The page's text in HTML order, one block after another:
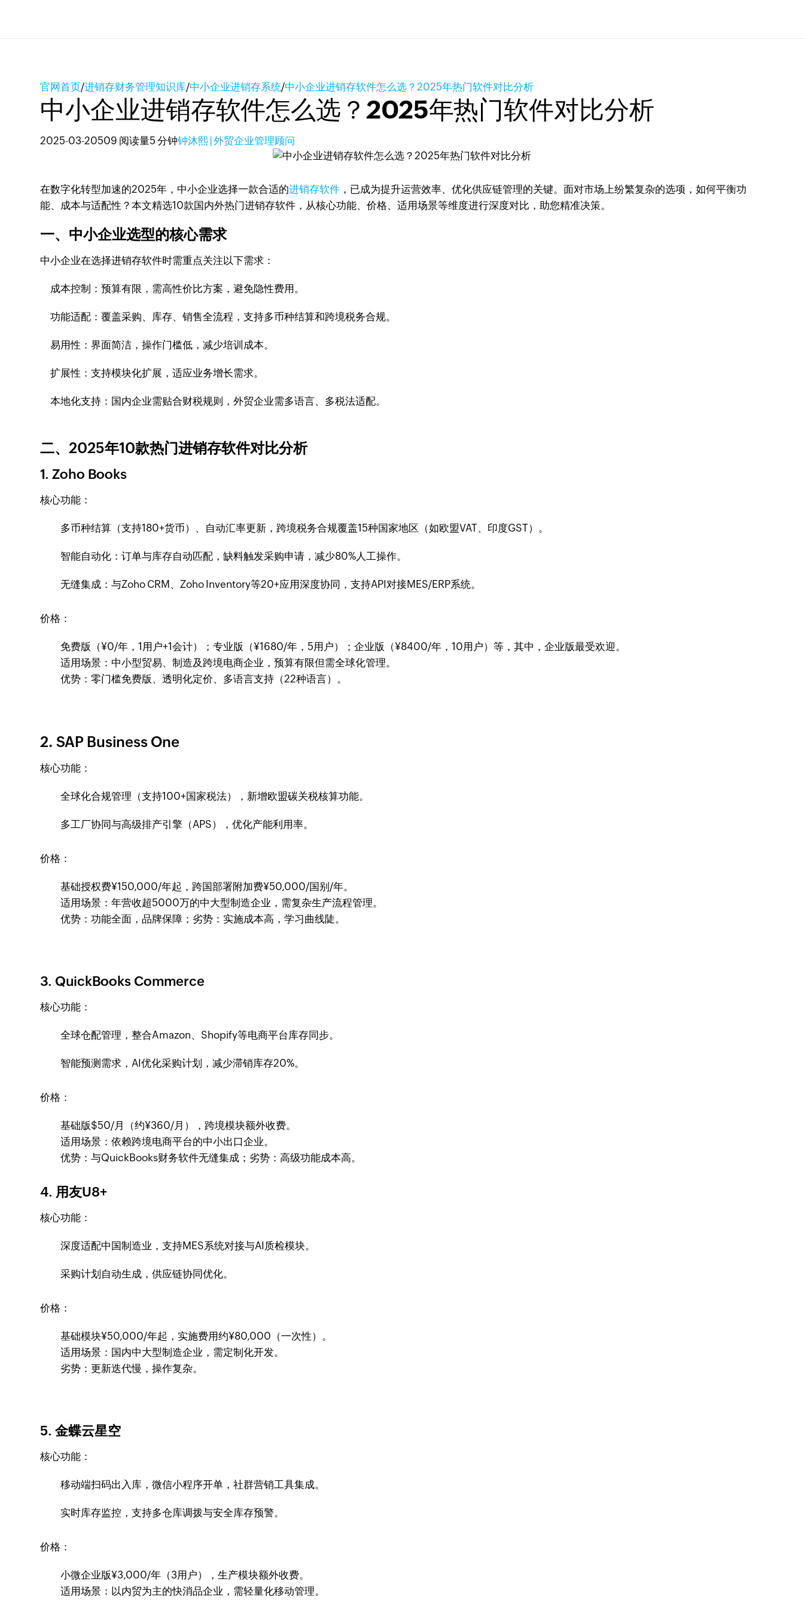
官网首页/进销存财务管理知识库/中小企业进销存系统/中小企业进销存软件怎么选？2025年热门软件对比分析
中小企业进销存软件怎么选？2025年热门软件对比分析
2025-03-20509 阅读量5 分钟钟沐熙 | 外贸企业管理顾问
在数字化转型加速的2025年，中小企业选择一款合适的进销存软件 ，已成为提升运营效率、优化供应链管理的关键。面对市场上纷繁复杂的选项，如何平衡功
能、成本与适配性？本文精选10款国内外热门进销存软件，从核心功能、价格、适用场景等维度进行深度对比，助您精准决策。
一、中小企业选型的核心需求
中小企业在选择进销存软件时需重点关注以下需求：
成本控制：预算有限，需高性价比方案，避免隐性费用。
功能适配：覆盖采购、库存、销售全流程，支持多币种结算和跨境税务合规。
易用性：界面简洁，操作门槛低，减少培训成本。
扩展性：支持模块化扩展，适应业务增长需求。
本地化支持：国内企业需贴合财税规则，外贸企业需多语言、多税法适配。
二、2025年10款热门进销存软件对比分析
1. Zoho Books
核心功能：
多币种结算（支持180+货币）、自动汇率更新，跨境税务合规覆盖15种国家地区（如欧盟VAT、印度GST）。
智能自动化：订单与库存自动匹配，缺料触发采购申请，减少80%人工操作。
无缝集成：与Zoho CRM、Zoho Inventory等20+应用深度协同，支持API对接MES/ERP系统。
价格：
免费版（¥0/年，1用户+1会计）；专业版（¥1680/年，5用户）；企业版（¥8400/年，10用户）等，其中，企业版最受欢迎。
适用场景：中小型贸易、制造及跨境电商企业，预算有限但需全球化管理。
优势：零门槛免费版、透明化定价、多语言支持（22种语言）。
2. SAP Business One
核心功能：
全球化合规管理（支持100+国家税法），新增欧盟碳关税核算功能。
多工厂协同与高级排产引擎（APS），优化产能利用率。
价格：
基础授权费¥150,000/年起，跨国部署附加费¥50,000/国别/年。
适用场景：年营收超5000万的中大型制造企业，需复杂生产流程管理。
优势：功能全面，品牌保障；劣势：实施成本高，学习曲线陡。
3. QuickBooks Commerce
核心功能：
全球仓配管理，整合Amazon、Shopify等电商平台库存同步。
智能预测需求，AI优化采购计划，减少滞销库存20%。
价格：
基础版$50/月（约¥360/月），跨境模块额外收费。
适用场景：依赖跨境电商平台的中小出口企业。
优势：与QuickBooks财务软件无缝集成；劣势：高级功能成本高。
4. 用友U8+
核心功能：
深度适配中国制造业，支持MES系统对接与AI质检模块。
采购计划自动生成，供应链协同优化。
价格：
基础模块¥50,000/年起，实施费用约¥80,000（一次性）。
适用场景：国内中大型制造企业，需定制化开发。
劣势：更新迭代慢，操作复杂。
5. 金蝶云星空
核心功能：
移动端扫码出入库，微信小程序开单，社群营销工具集成。
实时库存监控，支持多仓库调拨与安全库存预警。
价格：
小微企业版¥3,000/年（3用户），生产模块额外收费。
适用场景：以内贸为主的快消品企业，需轻量化移动管理。